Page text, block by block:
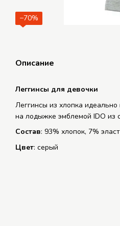
−70%
Описание
Леггинсы для девочки
Леггинсы из хлопка
на лодыжке эмблемой IDO из
Состав: 93% хлопок, 7%
Цвет: серый